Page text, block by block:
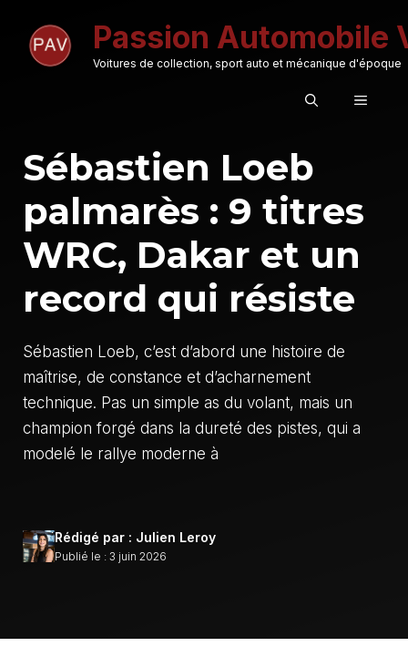
contenu
Passion Automobile
Voitures de collection, sport auto et mécanique d'époque
MENU
Sébastien Loeb
palmarès : 9 titres
WRC, Dakar et un
record qui résiste
Sébastien Loeb, c’est d’abord une histoire de
maîtrise, de constance et d’acharnement
technique. Pas un simple as du volant, mais un
champion forgé dans la dureté des pistes, qui a
modelé le rallye moderne à
Rédigé par : Julien Leroy
Publié le : 3 juin 2026